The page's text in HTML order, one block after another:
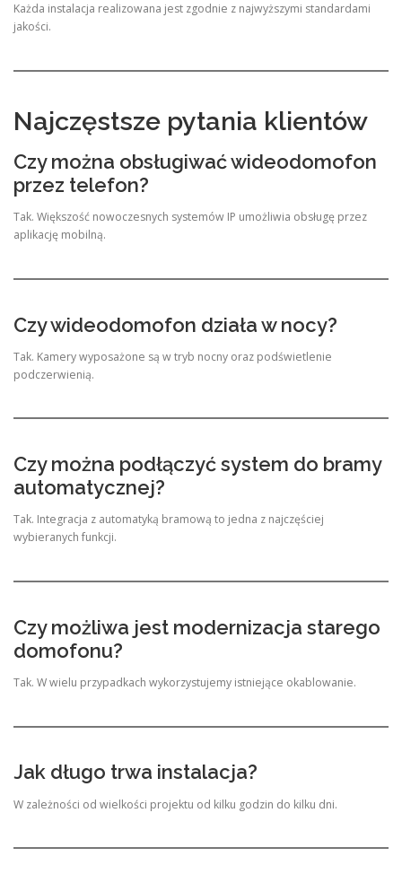
Każda instalacja realizowana jest zgodnie z najwyższymi standardami
jakości.
Najczęstsze pytania klientów
Czy można obsługiwać wideodomofon
przez telefon?
Tak. Większość nowoczesnych systemów IP umożliwia obsługę przez
aplikację mobilną.
Czy wideodomofon działa w nocy?
Tak. Kamery wyposażone są w tryb nocny oraz podświetlenie
podczerwienią.
Czy można podłączyć system do bramy
automatycznej?
Tak. Integracja z automatyką bramową to jedna z najczęściej
wybieranych funkcji.
Czy możliwa jest modernizacja starego
domofonu?
Tak. W wielu przypadkach wykorzystujemy istniejące okablowanie.
Jak długo trwa instalacja?
W zależności od wielkości projektu od kilku godzin do kilku dni.